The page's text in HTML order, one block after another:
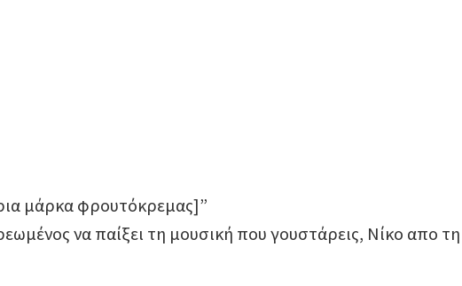
μάρκα φρουτόκρεμας]”
να παίξει τη μουσική που γουστάρεις, Νίκο απο τη